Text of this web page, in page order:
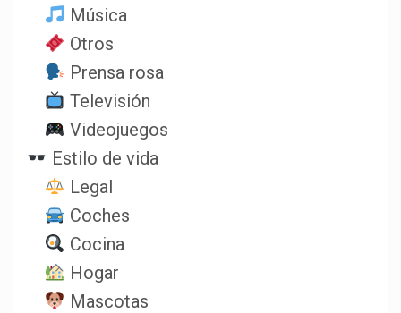
Música
Otros
Prensa rosa
Televisión
Videojuegos
Estilo de vida
Legal
Coches
Cocina
Hogar
Mascotas